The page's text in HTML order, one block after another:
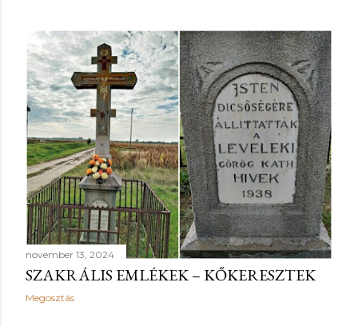
november 13, 2024
SZAKRÁLIS EMLÉKEK – KŐKERESZTEK
Megosztás